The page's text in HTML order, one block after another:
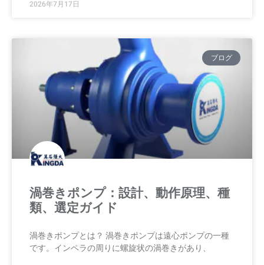
2026年7月17日
ブログ
渦巻きポンプ：設計、動作原理、種
類、選定ガイド
渦巻きポンプとは？ 渦巻きポンプは遠心ポンプの一種
です。インペラの周りに螺旋状の渦巻きがあり、